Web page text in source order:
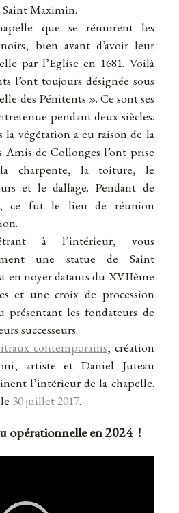
Saint Maximin.
que se réunirent les
bien avant d’avoir leur
par l’Eglise en 1681. Voilà
l’ont toujours désignée sous
des Pénitents ». Ce sont ses
pendant deux siècles.
végétation a eu raison de la
Amis de Collonges l’ont prise
charpente, la toiture, le
et le dallage. Pendant de
ce fut le lieu de réunion
à l’intérieur, vous
une statue de Saint
en noyer datants du XVIIème
et une croix de procession
présentant les fondateurs de
successeurs.
contemporains, création
artiste et Daniel Juteau
l’intérieur de la chapelle.
30 juillet 2017.
opérationnelle en 2024 !